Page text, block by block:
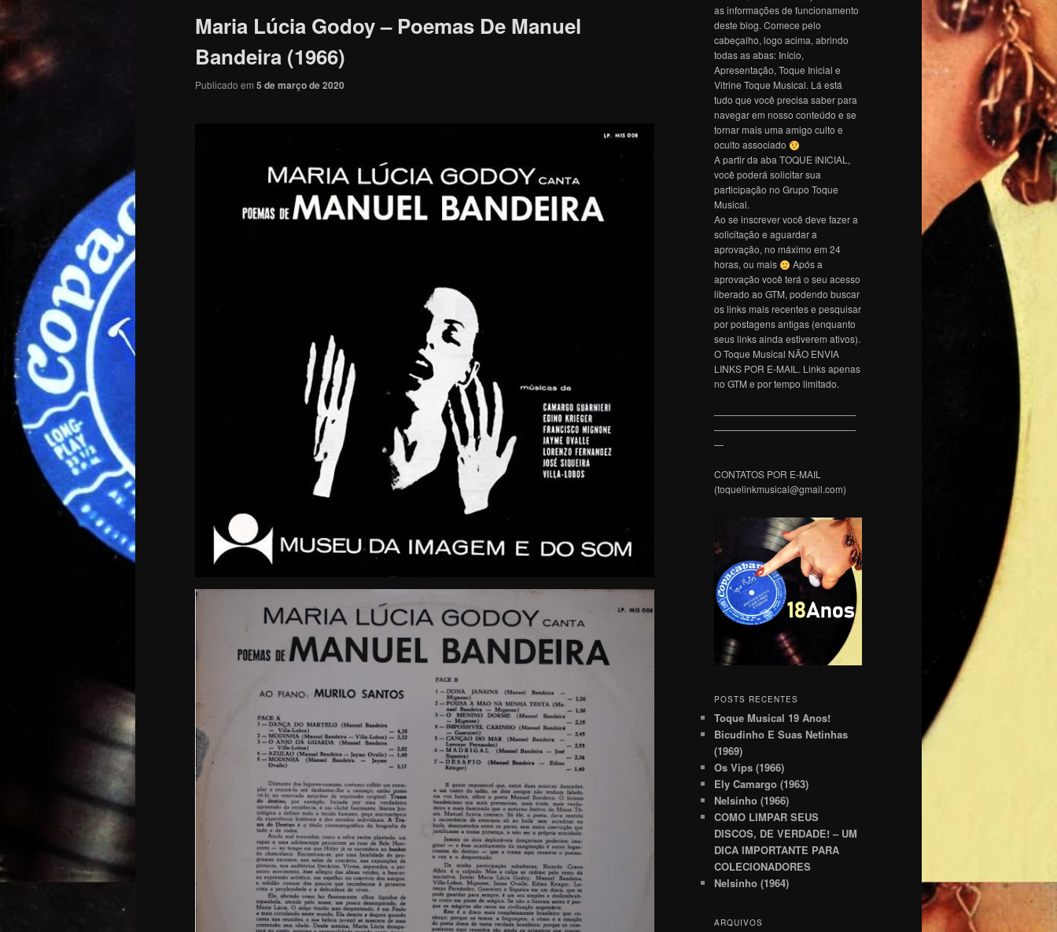
Maria Lúcia Godoy – Poemas De Manuel
Bandeira (1966)
Publicado em 5 de março de 2020
as informações de funcionamento
deste blog. Comece pelo
cabeçalho, logo acima, abrindo
todas as abas: Início,
Apresentação, Toque Inicial e
Vitrine Toque Musical. Lá está
tudo que você precisa saber para
navegar em nosso conteúdo e se
tornar mais uma amigo culto e
oculto associado
A partir da aba TOQUE INICIAL,
você poderá solicitar sua
participação no Grupo Toque
Musical.
Ao se inscrever você deve fazer a
solicitação e aguardar a
aprovação, no máximo em 24
horas, ou mais
Após a
aprovação você terá o seu acesso
liberado ao GTM, podendo buscar
os links mais recentes e pesquisar
por postagens antigas (enquanto
seus links ainda estiverem ativos).
O Toque Musical NÃO ENVIA
LINKS POR E-MAIL. Links apenas
no GTM e por tempo limitado.
———————————————
———————————————
—
CONTATOS POR E-MAIL
(toquelinkmusical@gmail.com)
POSTS RECENTES
Toque Musical 19 Anos!
Bicudinho E Suas Netinhas
(1969)
Os Vips (1966)
Ely Camargo (1963)
Nelsinho (1966)
COMO LIMPAR SEUS
DISCOS, DE VERDADE! – UM
DICA IMPORTANTE PARA
COLECIONADORES
Nelsinho (1964)
ARQUIVOS